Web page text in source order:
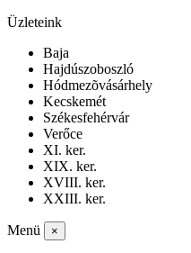
Üzleteink
Baja
Hajdúszoboszló
Hódmezõvásárhely
Kecskemét
Székesfehérvár
Verőce
XI. ker.
XIX. ker.
XVIII. ker.
XXIII. ker.
Menü ×